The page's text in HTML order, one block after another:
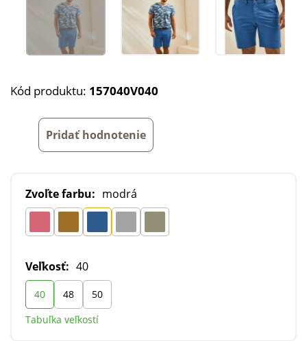
Kód produktu: 157040V040
Pridať hodnotenie
Zvoľte farbu: modrá
Veľkosť: 40
40 48
50
Tabuľka veľkostí